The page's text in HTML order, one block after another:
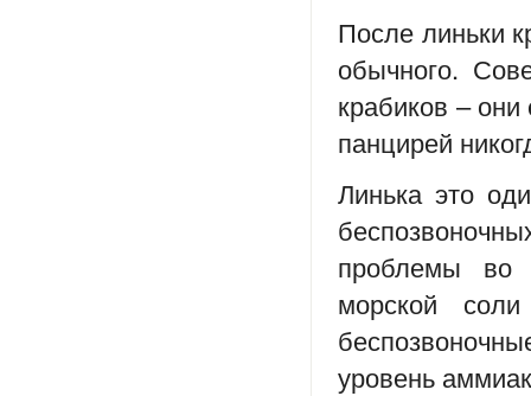
После линьки
обычного.
крабиков –
панцирей
Линька это
проблемы во
морской
уровень